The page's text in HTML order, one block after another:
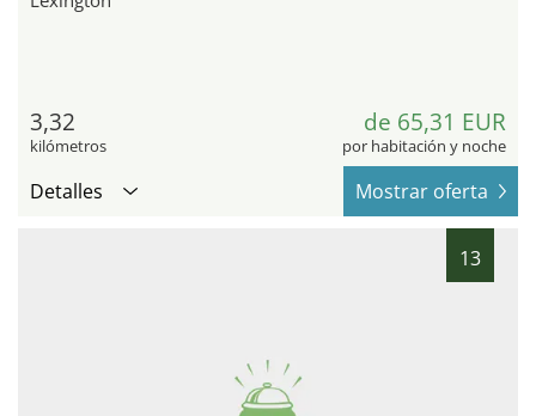
3,32
kilómetros
de 65,31 EUR
por habitación y noche
Detalles Mostrar oferta
13